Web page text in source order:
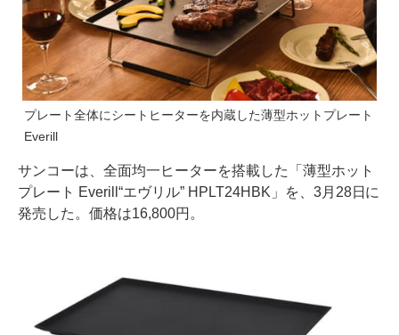
プレート全体にシートヒーターを内蔵した薄型ホットプレート
Everill
サンコーは、全面均一ヒーターを搭載した「薄型ホット
プレート Everill“エヴリル” HPLT24HBK」を、3月28日に
発売した。価格は16,800円。